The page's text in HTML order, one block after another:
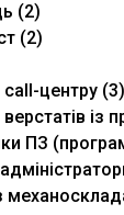
(2)
(2)
центру (3)
ПЗ